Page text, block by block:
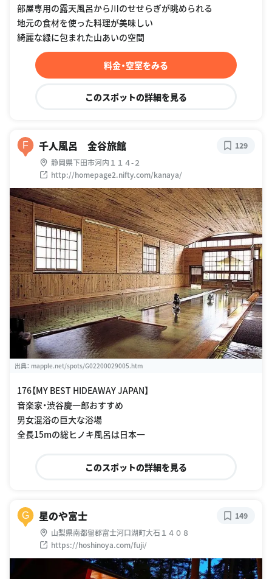
部屋専用の露天風呂から川のせせらぎが眺められる
地元の食材を使った料理が美味しい
綺麗な緑に包まれた山あいの空間
料金・空室をみる
このスポットの詳細を見る
F 千人風呂 金谷旅館
静岡県下田市河内１１４-２
http://homepage2.nifty.com/kanaya/
129
出典： mapple.net/spots/G02200029005.htm
176【MY BEST HIDEAWAY JAPAN】
音楽家・渋谷慶一郎おすすめ
男女混浴の巨大な浴場
全長15mの総ヒノキ風呂は日本一
このスポットの詳細を見る
G 星のや富士
山梨県南都留郡富士河口湖町大石１４０８
https://hoshinoya.com/fuji/
149